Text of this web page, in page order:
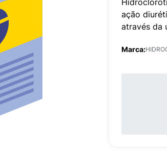
ação
através da
Marca: